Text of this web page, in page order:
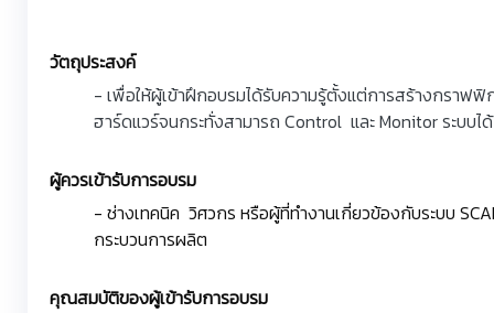
วัตถุประสงค์
- เพื่อให้ผู้เข้าฝึกอบรมได้รับความรู้ตั้งแต่การสร้างกราฟ
ฮาร์ดแวร์จนกระทั่งสามารถ Control และ Monitor ระบบได้
ผู้ควรเข้ารับการอบรม
- ช่างเทคนิค วิศวกร หรือผู้ที่ทำงานเกี่ยวข้องกับระบบ
กระบวนการผลิต
คุณสมบัติของผู้เข้ารับการอบรม